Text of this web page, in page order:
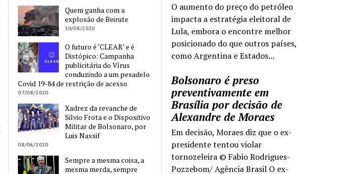
O aumento do preço do petróleo
impacta a estratégia eleitoral de
Lula, embora o encontre melhor
posicionado do que outros países,
como Argentina e Estados...
Bolsonaro é preso
preventivamente em
Brasília por decisão de
Alexandre de Moraes
Em decisão, Moraes diz que o ex-
presidente tentou violar
tornozeleira © Fabio Rodrigues-
Pozzebom/ Agência Brasil O ex-
Quem ganha com a
explosão de Beirute
10/08/2020
O futuro é ‘CLEAR’ e é
Distópico: Campanha
publicitária do Vírus
conduzindo a um pesadelo
Covid 19-84 de restrição de acesso
07/08/2020
Xadrez da revanche de
Silvio Frota e o Dispositivo
Militar de Bolsonaro, por
Luis Nassif
08/06/2020
Sempre a mesma coisa, a
mesma merda, sempre